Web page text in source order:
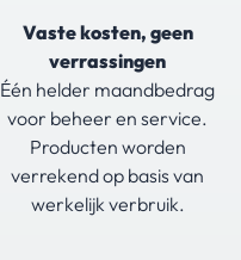
Vaste kosten, geen
verrassingen
Één helder maandbedrag
voor beheer en service.
Producten worden
verrekend op basis van
werkelijk verbruik.